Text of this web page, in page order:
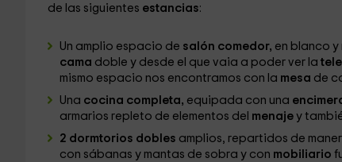
de las siguientes estancias:
Un amplio espacio de salón comedor, en blanco
cama doble y desde el que vaia a poder ver la
mismo espacio nos encontramos con la mesa de
Una cocina completa, equipada con una
armarios repleto de elementos del menaje y
2 dormtorios dobles amplios, repartidos de
con sábanas y mantas de sobra y con mobiliario